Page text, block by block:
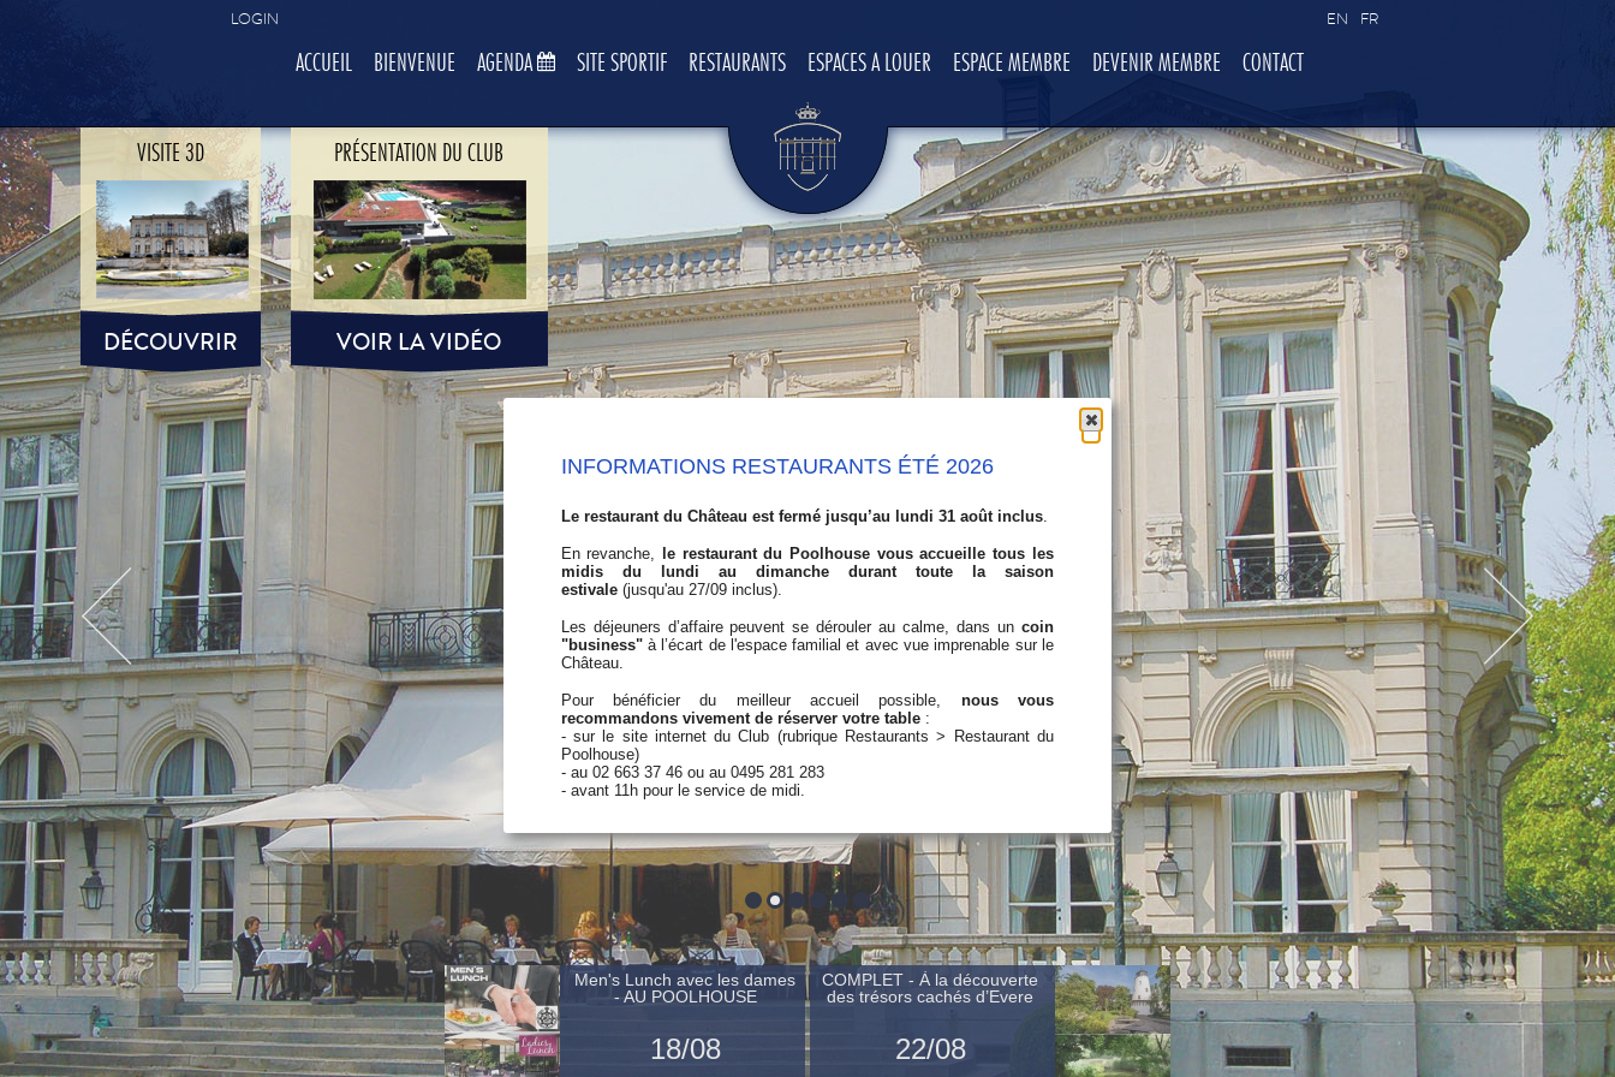
LOGIN EN FR
ACCUEIL BIENVENUE AGENDA SITE SPORTIF RESTAURANTS ESPACES À LOUER ESPACE MEMBRE DEVENIR MEMBRE CONTACT
VISITE 3D
DÉCOUVRIR
PRÉSENTATION DU CLUB
VOIR LA VIDÉO
Men's Lunch avec les dames
- AU POOLHOUSE
18/08
COMPLET - À la découverte
des trésors cachés d’Evere
22/08
INFORMATIONS RESTAURANTS ÉTÉ 2026
Le restaurant du Château est fermé jusqu’au lundi 31 août inclus.
En revanche,
le restaurant du Poolhouse vous accueille tous les
midis du lundi au dimanche durant toute la saison
estivale (jusqu'au 27/09 inclus).
Les déjeuners d’affaire peuvent se dérouler au calme, dans un coin
"business"à l’écart de l'espace familial et avec vue imprenable sur le
Château.
Pour bénéficier du meilleur accueil possible, nous vous
recommandons vivement de réserver votre table :
- sur le site internet du Club (rubrique Restaurants > Restaurant du
Poolhouse)
- au 02 663 37 46 ou au 0495 281 283
- avant 11h pour le service de midi.